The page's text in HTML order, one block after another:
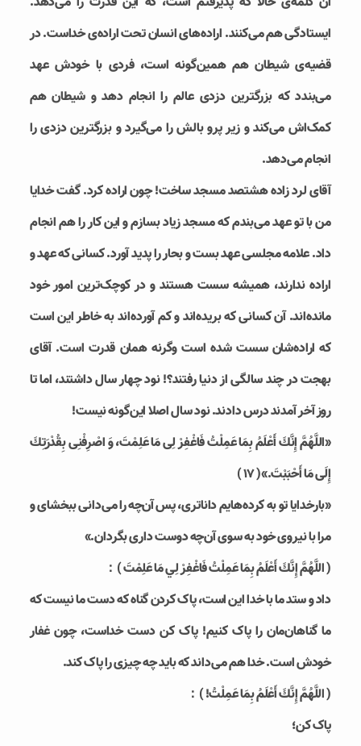
ایستادگی هم می‌کنند. اراده‌های انسان تحت اراده‌ی خداست. در
قضیه‌ی شیطان هم همین‌گونه است، فردی با خودش عهد
می‌بندد که بزرگترین دزدی عالم را انجام دهد و شیطان هم
کمک‌اش می‌کند و زیر پرو بالش را می‌گیرد و بزرگترین دزدی را
انجام می‌دهد.
آقای لرد زاده هشتصد مسجد ساخت! چون اراده کرد. گفت خدایا
من با تو عهد می‌بندم که مسجد زیاد بسازم و این کار را هم انجام
داد. علامه مجلسی عهد بست و بحار را پدید آورد. کسانی که عهد و
اراده ندارند، همیشه سست هستند و در کوچک‌ترین امور خود
مانده‌اند. آن کسانی که بریده‌اند و کم آورده‌اند به خاطر این است
که اراده‌شان سست شده است وگرنه همان قدرت است. آقای
بهجت در چند سالگی از دنیا رفتند؟! نود چهار سال داشتند، اما تا
روز آخر آمدند درس دادند. نود سال اصلا این‌گونه نیست!
«اللَّهُمَّ إِنَّكَ أَعْلَمُ بِمَا عَمِلْتُ فَاغْفِرْ لِى مَا عَلِمْتَ، وَ اصْرِفْنِى بِقُدْرَتِكَ
إِلَى مَا أَحْبَبْتَ.»( ۱۷ )
«بارخدایا تو به کرده‌هایم داناتری، پس آن‌چه را می‌دانی ببخشای و
مرا با نیروی خود به سوی آن‌چه دوست داری بگردان.»
( اللَّهُمَّ إِنَّكَ أَعْلَمُ بِمَا عَمِلْتُ فَاغْفِرْ لِي مَا عَلِمْتَ )：
داد و ستد ما با خدا این است، پاک کردن گناه که دست ما نیست که
ما گناهان‌مان را پاک کنیم! پاک کن دست خداست، چون غفار
خودش است. خدا هم می‌داند که باید چه چیزی را پاک کند.
( اللَّهُمَّ إِنَّكَ أَعْلَمُ بِمَا عَمِلْتُ! )：
پاک کن؛